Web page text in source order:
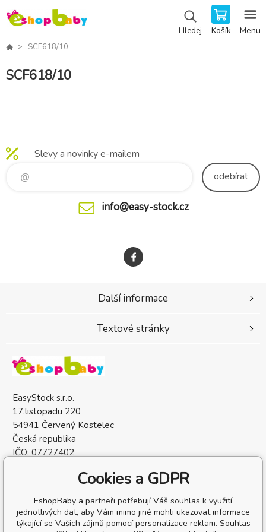
Hledej Košík Menu
SCF618/10
SCF618/10
Slevy a novinky e-mailem
odebírat
info@easy-stock.cz
EasyStock s.r.o.
17.listopadu 220
54941 Červený Kostelec
Česká republika
IČO: 07727402
Další informace
Textové stránky
Cookies a GDPR
EshopBaby a partneři potřebují Váš souhlas k využití
jednotlivých dat, aby Vám mimo jiné mohli ukazovat informace
týkající se Vašich zájmů pomocí personalizace reklam. Souhlas